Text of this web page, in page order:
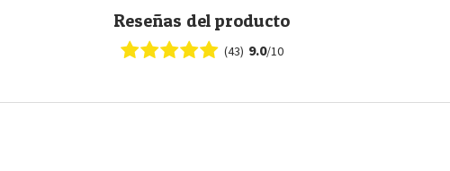
Reseñas del producto
(43) 9.0/10